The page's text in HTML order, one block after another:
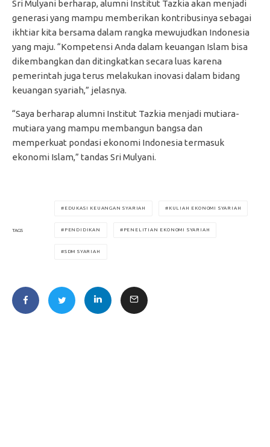
Sri Mulyani berharap, alumni Institut Tazkia akan menjadi
generasi yang mampu memberikan kontribusinya sebagai
ikhtiar kita bersama dalam rangka mewujudkan Indonesia
yang maju. “Kompetensi Anda dalam keuangan Islam bisa
dikembangkan dan ditingkatkan secara luas karena
pemerintah juga terus melakukan inovasi dalam bidang
keuangan syariah,” jelasnya.
“Saya berharap alumni Institut Tazkia menjadi mutiara-
mutiara yang mampu membangun bangsa dan
memperkuat pondasi ekonomi Indonesia termasuk
ekonomi Islam,” tandas Sri Mulyani.
TAGS
EDUKASI KEUANGAN SYARIAH KULIAH EKONOMI SYARIAH
PENDIDIKAN PENELITIAN EKONOMI SYARIAH
SDM SYARIAH